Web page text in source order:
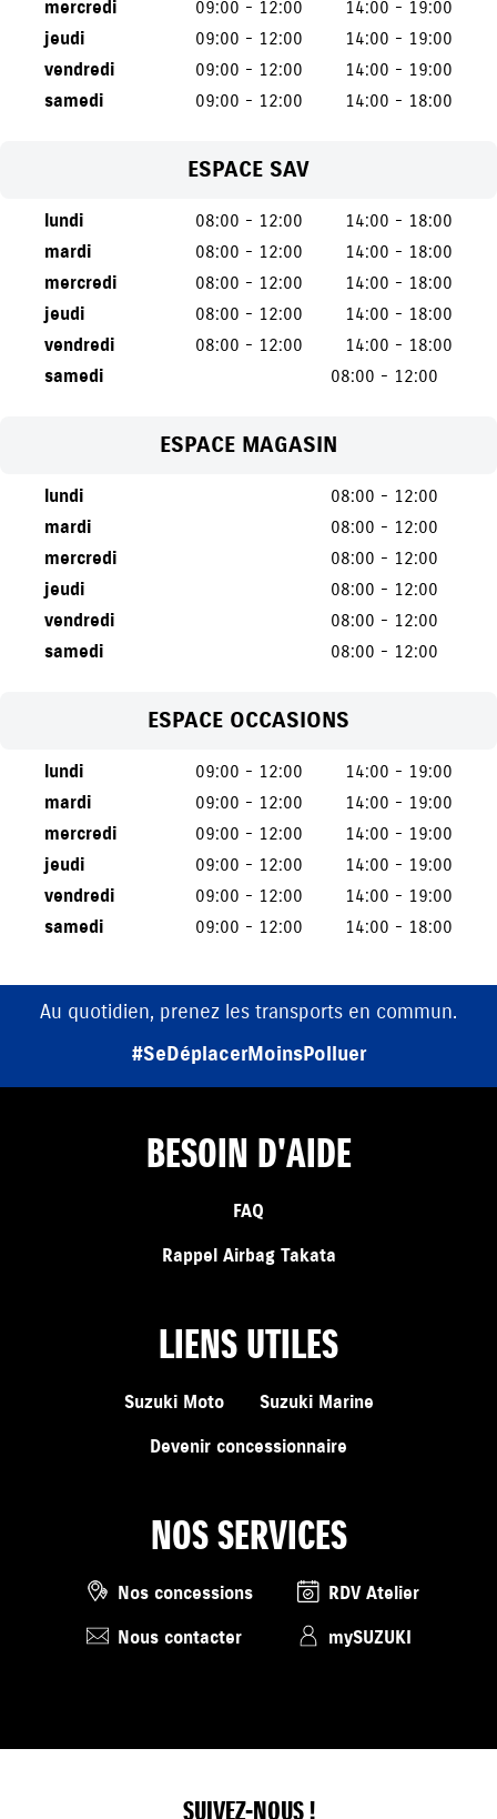
mercredi
09:00 - 12:00
14:00 - 19:00
jeudi
09:00 - 12:00
14:00 - 19:00
vendredi
09:00 - 12:00
14:00 - 19:00
samedi
09:00 - 12:00 14:00 - 18:00
ESPACE SAV
lundi 08:00 - 12:00
14:00 - 18:00
mardi
08:00 - 12:00
14:00 - 18:00
mercredi
08:00 - 12:00
14:00 - 18:00
jeudi
08:00 - 12:00
14:00 - 18:00
vendredi
08:00 - 12:00
14:00 - 18:00
samedi
08:00 - 12:00
ESPACE MAGASIN
lundi
08:00 - 12:00
mardi
08:00 - 12:00
mercredi
08:00 - 12:00
jeudi
08:00 - 12:00
vendredi
08:00 - 12:00
samedi
08:00 - 12:00
ESPACE OCCASIONS
lundi 09:00 - 12:00
14:00 - 19:00
mardi
09:00 - 12:00
14:00 - 19:00
mercredi
09:00 - 12:00
14:00 - 19:00
jeudi
09:00 - 12:00
14:00 - 19:00
vendredi
09:00 - 12:00
14:00 - 19:00
samedi
09:00 - 12:00 14:00 - 18:00
Au quotidien, prenez les transports en commun.
#SeDéplacerMoinsPolluer
BESOIN D'AIDE
FAQ
Rappel Airbag Takata
LIENS UTILES
Suzuki Moto
Suzuki Marine
Devenir concessionnaire
NOS SERVICES
Nos concessions
Nous contacter
RDV Atelier
mySUZUKI
SUIVEZ-NOUS !